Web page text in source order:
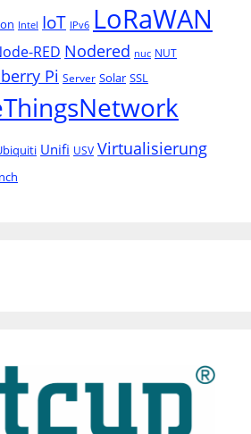
Intel IoT IPv6 LoRaWAN
RED Nodered nuc NUT
Pi Server Solar SSL
Unifi USV Virtualisierung